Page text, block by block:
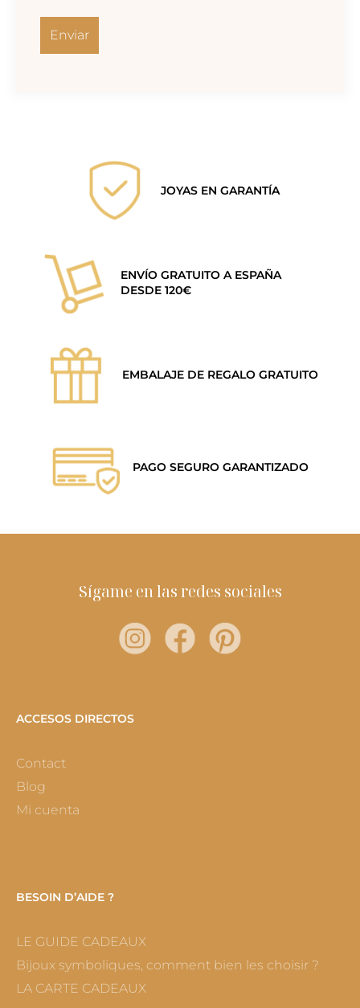
JOYAS EN GARANTÍA
ENVÍO GRATUITO A ESPAÑA
DESDE 120€
EMBALAJE DE REGALO GRATUITO
PAGO SEGURO GARANTIZADO
Sígame en las redes sociales
ACCESOS DIRECTOS
Contact
Blog
Mi cuenta
BESOIN D’AIDE ?
LE GUIDE CADEAUX
Bijoux symboliques, comment bien les choisir ?
LA CARTE CADEAUX